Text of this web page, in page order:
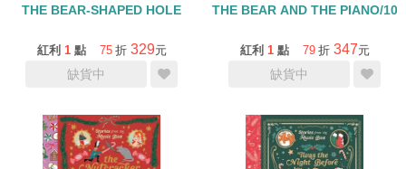
THE BEAR-SHAPED HOLE
紅利 1 點 75 折 329元
缺貨中
THE BEAR AND THE PIANO/
紅利 1 點 79 折 347元
缺貨中